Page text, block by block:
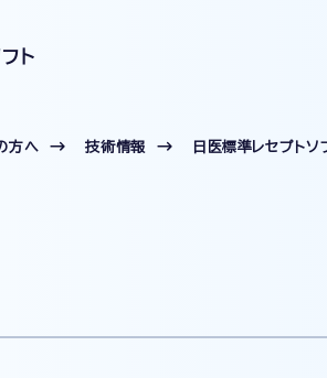
ト
方へ 技術情報 日医標準レセプト